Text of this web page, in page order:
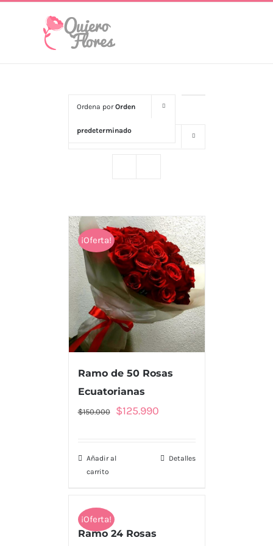
Ordena porOrden
predeterminado
Mostrar
¡Oferta!
Ramo de 50 Rosas
Ecuatorianas
$150.000
El
era:
$125.990El
es:
Añadir al
carrito
Detalles
¡Oferta!
Ramo 24 Rosas